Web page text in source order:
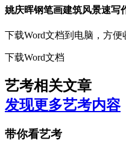
姚庆晖钢笔画建筑风景速写
下载Word文档到电脑，方便
下载Word文档
艺考相关文章
发现更多艺考内容
带你看艺考